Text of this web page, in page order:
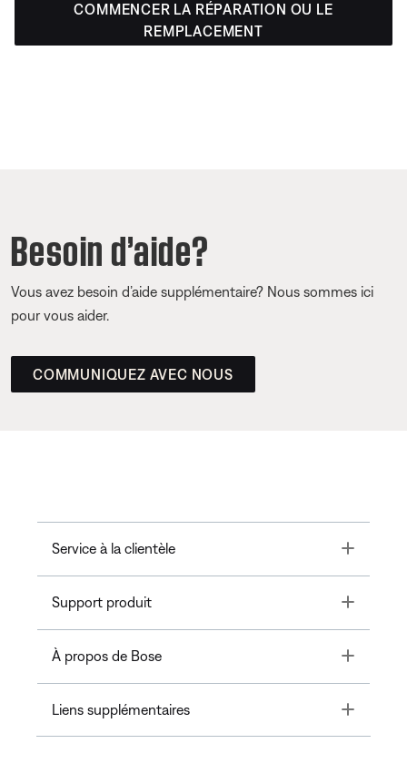
COMMENCER LA RÉPARATION OU LE
REMPLACEMENT
Besoin d’aide?
Vous avez besoin d’aide supplémentaire? Nous sommes ici
pour vous aider.
COMMUNIQUEZ AVEC NOUS
Service à la clientèle Toggle
Support produit Toggle
À propos de Bose Toggle
Liens supplémentaires Toggle